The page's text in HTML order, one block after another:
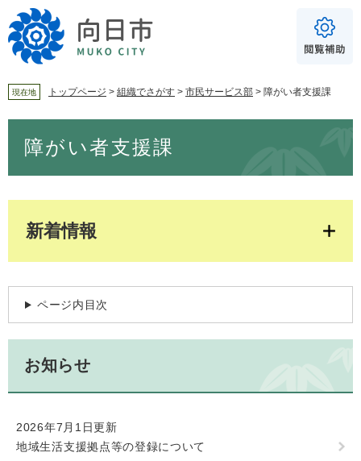
ー
ジ
ニ
ュ
文
やさしい日本語
ふりがな
あり なし
文字サイズ
現在地 トップページ > 組織でさがす > 市民サービス部 > 障がい者支援課
障がい者支援課
新着情報
ページ内目次
お知らせ
2026年7月1日更新
地域生活支援拠点等の登録について